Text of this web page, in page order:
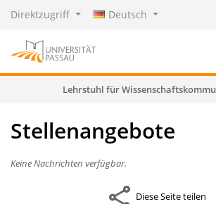
Direktzugriff Deutsch
Lehrstuhl für
Stellenangebote
Keine Nachrichten verfügbar.
Diese Seite teilen